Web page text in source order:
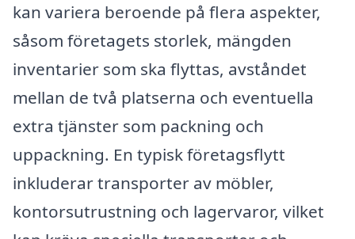
kan variera beroende på flera aspekter,
såsom företagets storlek, mängden
inventarier som ska flyttas, avståndet
mellan de två platserna och eventuella
extra tjänster som packning och
uppackning. En typisk företagsflytt
inkluderar transporter av möbler,
kontorsutrustning och lagervaror, vilket